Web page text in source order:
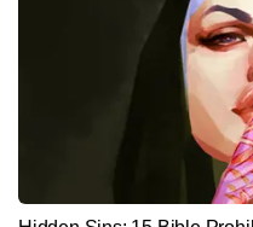
और उपयोगी जानकारी
से अधिक खबरें लिख चुके
Subscribe to